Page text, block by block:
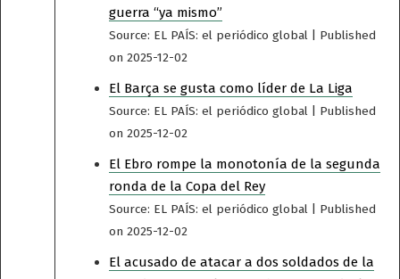
guerra “ya mismo”
Source: EL PAÍS: el periódico global
Published
on 2025-12-02
El Barça se gusta como líder de La Liga
Source: EL PAÍS: el periódico global
Published
on 2025-12-02
El Ebro rompe la monotonía de la segunda
ronda de la Copa del Rey
Source: EL PAÍS: el periódico global
Published
on 2025-12-02
El acusado de atacar a dos soldados de la